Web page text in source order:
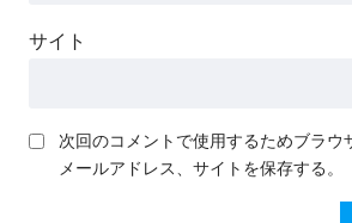
サイト
次回のコメントで使用するためブラウ
メールアドレス、サイトを保存する。